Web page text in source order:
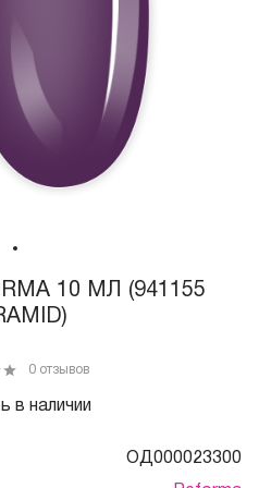
10 МЛ (941155
в наличии
0 отзывов
ОД000023300